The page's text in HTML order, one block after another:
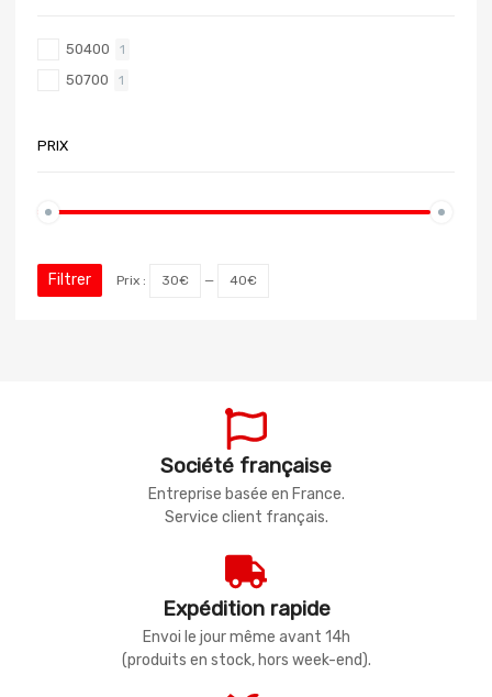
50400 1
50700 1
PRIX
Filtrer Prix : 30€ — 40€
Société française
Entreprise basée en France.
Service client français.
Expédition rapide
Envoi le jour même avant 14h
(produits en stock, hors week-end).